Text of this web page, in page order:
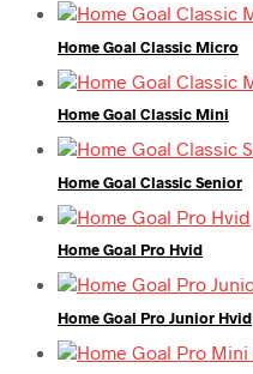
Home Goal Classic Micro
Home Goal Classic Mini
Home Goal Classic Senior
Home Goal Pro Hvid
Home Goal Pro Junior Hvid